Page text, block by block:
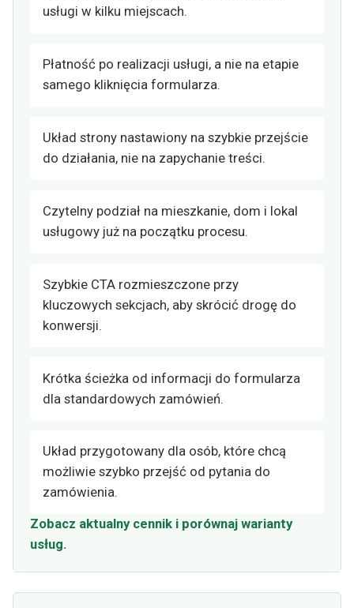
usługi w kilku miejscach.
Płatność po realizacji usługi, a nie na etapie
samego kliknięcia formularza.
Układ strony nastawiony na szybkie przejście
do działania, nie na zapychanie treści.
Czytelny podział na mieszkanie, dom i lokal
usługowy już na początku procesu.
Szybkie CTA rozmieszczone przy
kluczowych sekcjach, aby skrócić drogę do
konwersji.
Krótka ścieżka od informacji do formularza
dla standardowych zamówień.
Układ przygotowany dla osób, które chcą
możliwie szybko przejść od pytania do
zamówienia.
Zobacz aktualny cennik i porównaj warianty
usług.